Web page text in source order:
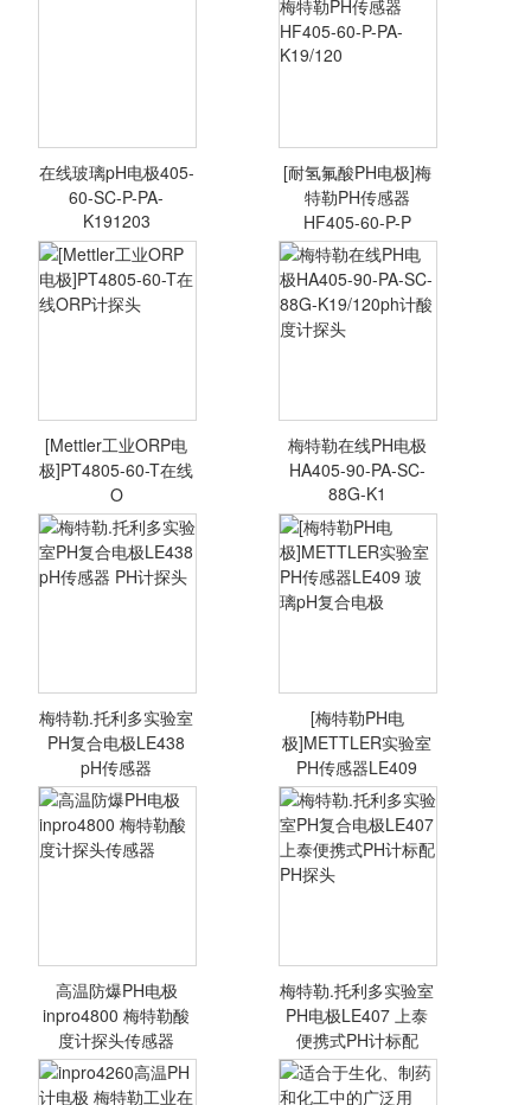
线监控。
<查看详情>
<查看详情>
<查看详情>
在线玻璃pH电极405-
60-SC-P-PA-
K191203
[耐氢氟酸PH电极]
梅特勒PH传感器
<查看详情>
[耐氢氟酸PH电极]梅
特勒PH传感器
HF405-60-P-P
[Mettler工业ORP
<查看详情>
[Mettler工业ORP电
极]PT4805-60-T在线
O
梅特勒在线PH电
极HA405-90-PA-
<查看详情>
梅特勒在线PH电极
HA405-90-PA-SC-
88G-K1
梅特勒.托利多实
<查看详情>
梅特勒.托利多实验室
PH复合电极LE438
pH传感器
[梅特勒PH电
极]METTLER实验
<查看详情>
[梅特勒PH电
极]METTLER实验室
PH传感器LE409
高温防爆PH电极
inpro4800 梅特勒酸
度计探头传感器
梅特勒.托利多实验室
PH电极LE407 上泰
便携式PH计标配